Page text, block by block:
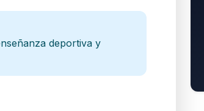
deportiva y